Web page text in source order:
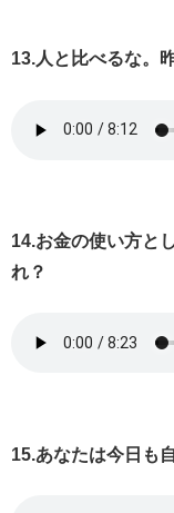
13.人と比べるな。
14.お金の使い方と
れ？
15.あなたは今日も